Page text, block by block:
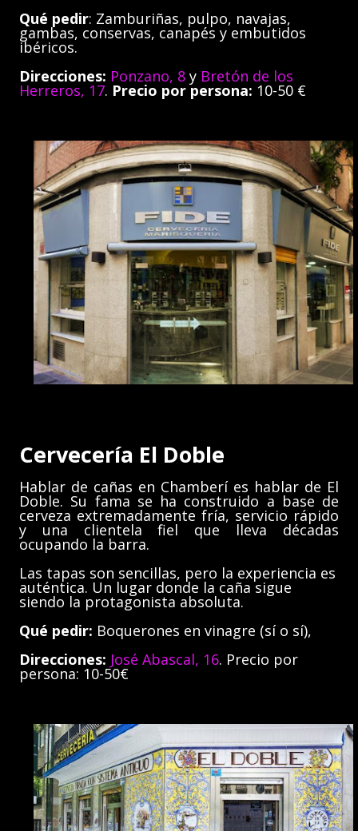
Qué pedir: Zamburiñas, pulpo, navajas,
gambas, conservas, canapés y embutidos
ibéricos.
Direcciones: Ponzano, 8 y Bretón de los
Herreros, 17. Precio por persona: 10-50 €
Cervecería El Doble
Hablar de cañas en Chamberí es hablar de El
Doble. Su fama se ha construido a base de
cerveza extremadamente fría, servicio rápido
y una clientela fiel que lleva décadas
ocupando la barra.
Las tapas son sencillas, pero la experiencia es
auténtica. Un lugar donde la caña sigue
siendo la protagonista absoluta.
Qué pedir: Boquerones en vinagre (sí o sí),
Direcciones: José Abascal, 16. Precio por
persona: 10-50€